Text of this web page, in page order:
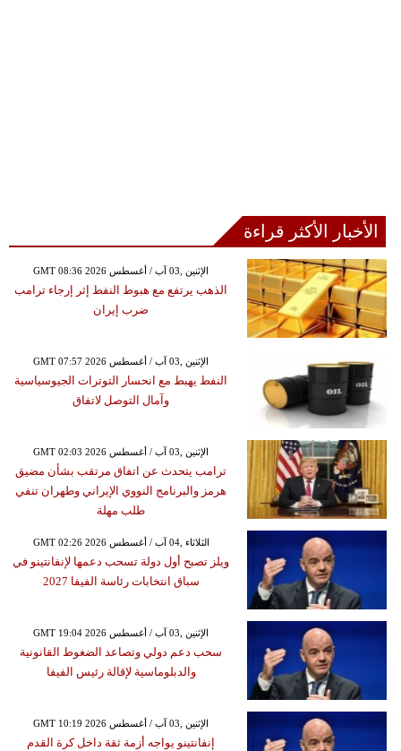
الأخبار الأكثر قراءة
GMT 08:36 2026 الإثنين ,03 آب / أغسطس
الذهب يرتفع مع هبوط النفط إثر إرجاء ترامب
ضرب إيران
GMT 07:57 2026 الإثنين ,03 آب / أغسطس
النفط يهبط مع انحسار التوترات الجيوسياسية
وآمال التوصل لاتفاق
GMT 02:03 2026 الإثنين ,03 آب / أغسطس
ترامب يتحدث عن اتفاق مرتقب بشأن مضيق
هرمز والبرنامج النووي الإيراني وطهران تنفي
طلب مهلة
GMT 02:26 2026 الثلاثاء ,04 آب / أغسطس
ويلز تصبح أول دولة تسحب دعمها لإنفانتينو في
سباق انتخابات رئاسة الفيفا 2027
GMT 19:04 2026 الإثنين ,03 آب / أغسطس
سحب دعم دولي وتصاعد الضغوط القانونية
والدبلوماسية لإقالة رئيس الفيفا
GMT 10:19 2026 الإثنين ,03 آب / أغسطس
إنفانتينو يواجه أزمة ثقة داخل كرة القدم